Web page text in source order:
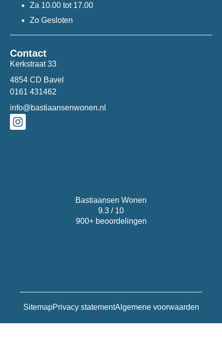
Za 10.00 tot 17.00
Zo Gesloten
Contact
Kerkstraat 33
4854 CD Bavel
0161 431462
info@bastiaansenwonen.nl
SitemapPrivacy statementAlgemene voorwaarden
Bastiaansen Wonen
9.3 / 10
900+ beoordelingen